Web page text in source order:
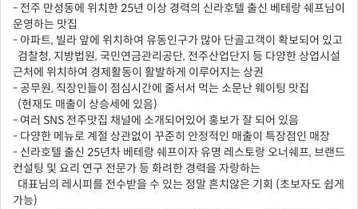
- 전주 만성동에 위치한 25년 이상 경력의 신라호텔 출신 베테랑 쉐프님이
운영하는 맛집
- 아파트, 빌라 앞에 위치하여 유동인구가 많아 단골고객이 확보되어 있고
검찰청, 지방법원, 국민연금관리공단, 전주산업단지 등 다양한 상업시설
근처에 위치하여 경제활동이 활발하게 이루어지는 상권
- 공무원, 직장인들이 점심시간에 줄서서 먹는 소문난 웨이팅 맛집
(현재도 매출이 상승세에 있음)
- 여러 SNS 전주맛집 채널에 소개되어있어 홍보가 잘 되어 있음
- 다양한 메뉴로 계절 상관없이 꾸준히 안정적인 매출이 특장점인 매장
- 신라호텔 출신 25년차 베테랑 쉐프이자 유명 레스토랑 오너쉐프, 브랜드
컨설팅 및 요리 연구 전문가 등 화려한 경력을 자랑하는
대표님의 레시피를 전수받을 수 있는 정말 흔치않은 기회 (초보자도 쉽게
가능)